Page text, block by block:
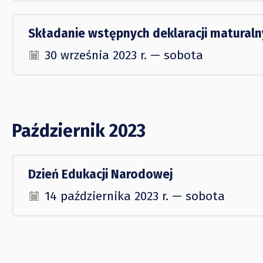
Składanie wstępnych deklaracji
30 września 2023 r. — sobota
Październik 2023
Dzień Edukacji Narodowej
14 października 2023 r. — sobota